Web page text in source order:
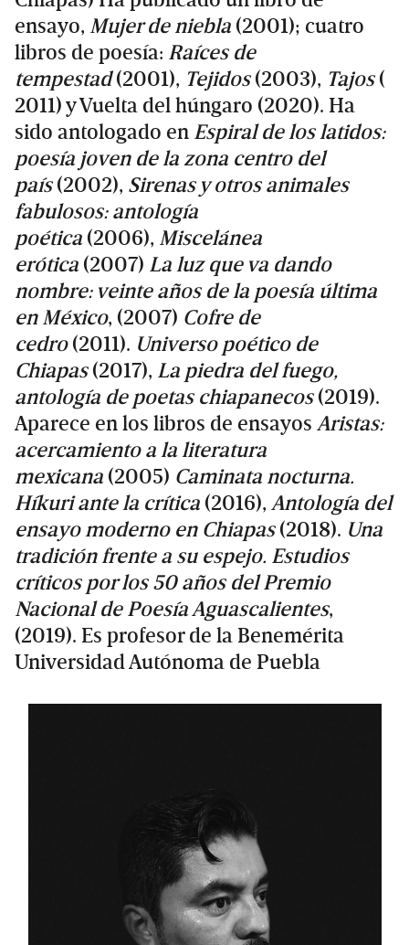
ensayo, Mujer de niebla (2001); cuatro
libros de poesía: Raíces de
tempestad(2001), Tejidos(2003), Tajos(
2011) y Vuelta del húngaro (2020). Ha
sido antologado en Espiral de los latidos:
poesía joven de la zona centro del
país(2002), Sirenas y otros animales
fabulosos: antología
poética (2006), Miscelánea
erótica (2007) La luz que va dando
nombre: veinte años de la poesía última
en México, (2007) Cofre de
cedro(2011). Universo poético de
Chiapas(2017), La piedra del fuego,
antología de poetas chiapanecos(2019).
Aparece en los libros de ensayos Aristas:
acercamiento a la literatura
mexicana (2005) Caminata nocturna.
Híkuri ante la crítica (2016), Antología del
ensayo moderno en Chiapas(2018). Una
tradición frente a su espejo. Estudios
críticos por los 50 años del Premio
Nacional de Poesía Aguascalientes,
(2019). Es profesor de la Benemérita
Universidad Autónoma de Puebla